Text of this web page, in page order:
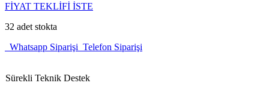
FİYAT TEKLİFİ İSTE
32 adet stokta
Whatsapp Siparişi Telefon Siparişi
Sürekli Teknik Destek